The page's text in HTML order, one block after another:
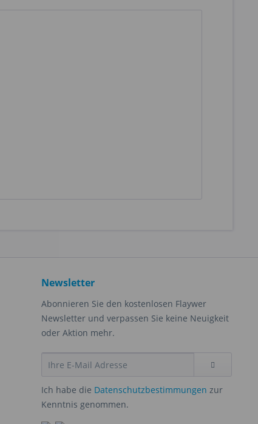
Newsletter
Abonnieren Sie den kostenlosen Flaywer
Newsletter und verpassen Sie keine Neuigkeit
oder Aktion mehr.
Ich habe die Datenschutzbestimmungen zur
Kenntnis genommen.